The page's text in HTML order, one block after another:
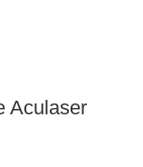
Aculaser